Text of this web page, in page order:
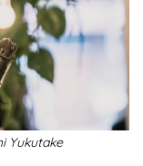
Yukutake